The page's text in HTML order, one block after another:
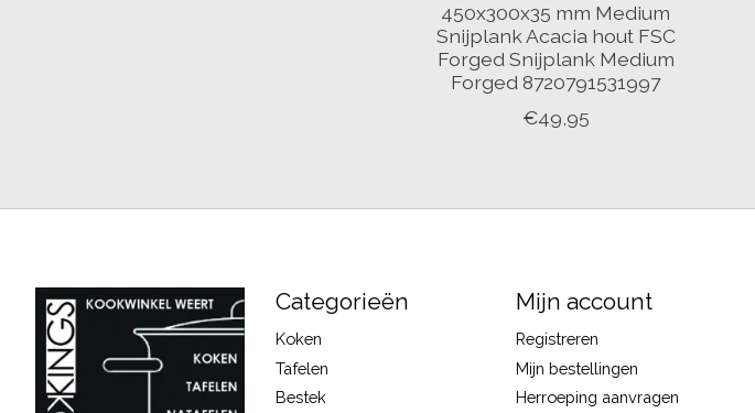
450x300x35 mm Medium
Snijplank Acacia hout FSC
Forged Snijplank Medium
Forged 8720791531997
€49,95
Categorieën
Koken
Tafelen
Bestek
Mijn account
Registreren
Mijn bestellingen
Herroeping aanvragen